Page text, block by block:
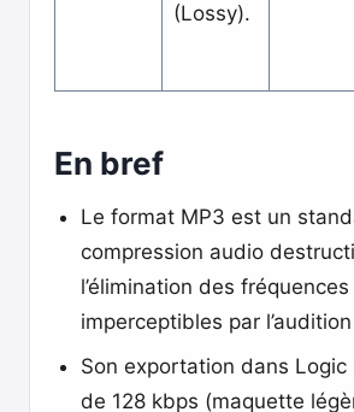
(Lossy).
En bref
Le format MP3 est un
compression audio
l’élimination des
imperceptibles par
Son exportation dans Logic
de 128 kbps (maquette